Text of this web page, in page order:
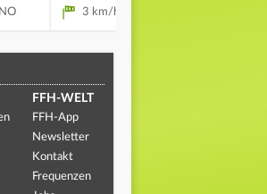
3 km/h | NNW
FFH-WELT
FFH-App
Newsletter
Kontakt
Frequenzen